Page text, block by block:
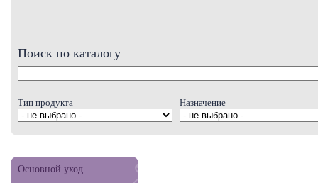
Поиск по каталогу
Тип продукта Назначение
Основной уход